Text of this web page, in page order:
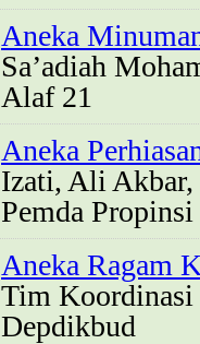
Aneka
Sa’adiah
Alaf 21
Aneka
Izati, Ali Akbar,
Pemda
Aneka Ragam
Tim Koordinasi
Depdikbud